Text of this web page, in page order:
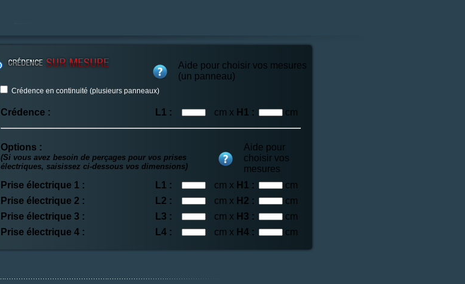
Aide pour choisir vos mesures
(un panneau)
Crédence en continuité (plusieurs panneaux)
Crédence : L1 : cm x H1 : cm
Options :
(Si vous avez besoin de perçages pour vos prises
électriques, saisissez ci-dessous vos dimensions)
Aide pour
choisir vos
mesures
Prise électrique 1 :
L1 : cm x H1 :
cm
Prise électrique 2 :
L2 : cm x H2 :
cm
Prise électrique 3 :
L3 : cm x H3 :
cm
Prise électrique 4 :
L4 : cm x H4 : cm